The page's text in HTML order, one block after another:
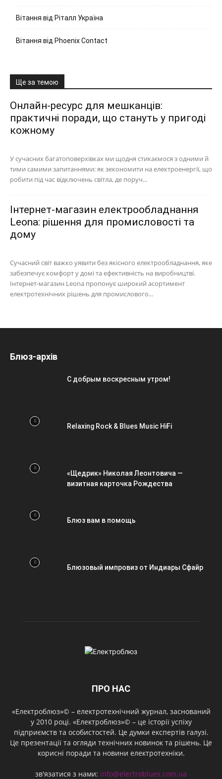
Вітання від Ріталл Україна
Вітання від Phoenix Contact
Ще за темою
Онлайн-ресурс для мешканців:
практичні поради, що стануть у пригоді
кожному
У сучасних багатоповерхівках ми щодня стикаємося з одними й
тими самими запитаннями: як зекономити на електроенергії, що
робити під час відключень світла, де поруч...
Інтернет-магазин електрообладнання
Leona: рішення для промисловості та
дому
Сучасний світ важко уявити без якісного електрообладнання, яке
забезпечує комфорт у домі та ефективність на виробництві.
Інтернет-магазин Leona пропонує широкий асортимент
електротехнічних рішень для промислового...
Блюз-архів
С добрым воскресным утром!
Relaxing Rock & Blues Music HiFi
«Щедрик» Николая Леонтовича —
визитная карточка Рождества
Блюз вам в помощь
Блюзовый импровиз от Индиары Сфайр
ПРО НАС
«Електроблюз»© – електротехнічний журнал, заснований
у 2010 році. «Електроблюз»© – це історії успіху
підприємств та особистостей. Це думки експертів галузі.
Це презентації та огляди технічних новинок та рішень. Це
корисні поради та новини електротехніки.
зв'язатися з нами: info@electroblues.com.ua